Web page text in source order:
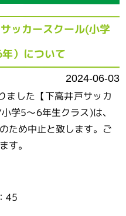
ッカースクール(小学
）について
2024-06-03
した【下高井戸サッカ
学5～6年生クラス)は、
ため中止と致します。ご
す。
45